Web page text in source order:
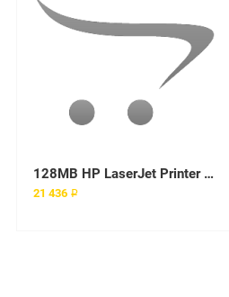
128MB HP LaserJet Printer 100-pin Memory for HP LaserJet 1320 2300 2505 2550 2605 2700 2820 2840 3390 3392 4100 4200 4300 5100 8150 9000
21 436 ₽